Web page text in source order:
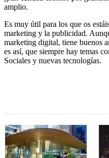
amplio.
Es muy útil para los que os
marketing y la publicidad.
marketing digital, tiene buenos
es así, que siempre hay temas
Sociales y nuevas tecnologías.